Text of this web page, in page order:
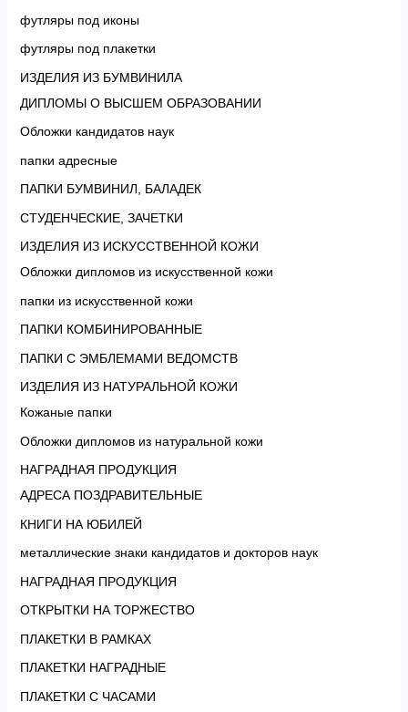
футляры под иконы
футляры под плакетки
ИЗДЕЛИЯ ИЗ БУМВИНИЛА
ДИПЛОМЫ О ВЫСШЕМ ОБРАЗОВАНИИ
Обложки кандидатов наук
папки адресные
ПАПКИ БУМВИНИЛ, БАЛАДЕК
СТУДЕНЧЕСКИЕ, ЗАЧЕТКИ
ИЗДЕЛИЯ ИЗ ИСКУССТВЕННОЙ КОЖИ
Обложки дипломов из искусственной кожи
папки из искусственной кожи
ПАПКИ КОМБИНИРОВАННЫЕ
ПАПКИ С ЭМБЛЕМАМИ ВЕДОМСТВ
ИЗДЕЛИЯ ИЗ НАТУРАЛЬНОЙ КОЖИ
Кожаные папки
Обложки дипломов из натуральной кожи
НАГРАДНАЯ ПРОДУКЦИЯ
АДРЕСА ПОЗДРАВИТЕЛЬНЫЕ
КНИГИ НА ЮБИЛЕЙ
металлические знаки кандидатов и докторов наук
НАГРАДНАЯ ПРОДУКЦИЯ
ОТКРЫТКИ НА ТОРЖЕСТВО
ПЛАКЕТКИ В РАМКАХ
ПЛАКЕТКИ НАГРАДНЫЕ
ПЛАКЕТКИ С ЧАСАМИ